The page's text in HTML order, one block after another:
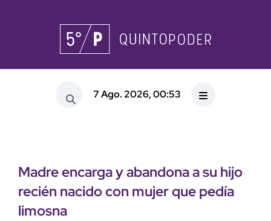
7 Ago. 2026, 00:53
Madre encarga y abandona a su hijo
recién nacido con mujer que pedía
limosna